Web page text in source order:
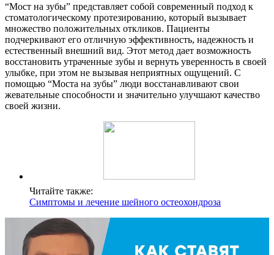
“Мост на зубы” представляет собой современный подход к
стоматологическому протезированию, который вызывает
множество положительных откликов. Пациенты
подчеркивают его отличную эффективность, надежность и
естественный внешний вид. Этот метод дает возможность
восстановить утраченные зубы и вернуть уверенность в своей
улыбке, при этом не вызывая неприятных ощущений. С
помощью “Моста на зубы” люди восстанавливают свои
жевательные способности и значительно улучшают качество
своей жизни.
Читайте также:
Симптомы и лечение шейного остеохондроза